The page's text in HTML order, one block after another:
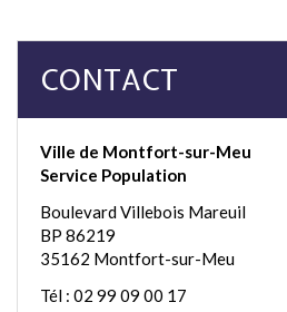
CONTACT
Ville de Montfort-sur-Meu
Service Population
Boulevard Villebois Mareuil
BP 86219
35162 Montfort-sur-Meu
Tél : 02 99 09 00 17